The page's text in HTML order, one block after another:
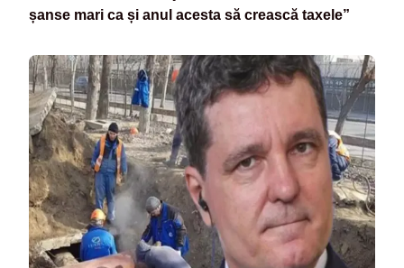
șanse mari ca și anul acesta să crească taxele”